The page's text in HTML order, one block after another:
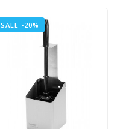
SALE -20%